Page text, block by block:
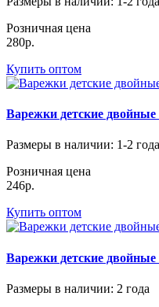
Розничная цена
280р.
Купить оптом
Варежки детские
Размеры в наличии: 1-2 года
Розничная цена
246р.
Купить оптом
Варежки детские
Размеры в наличии: 2 года